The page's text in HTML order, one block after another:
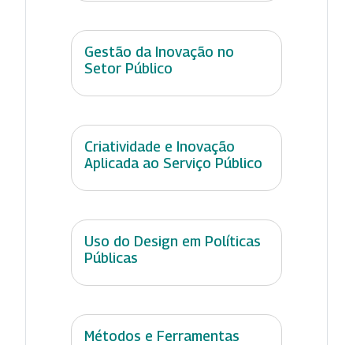
Gestão da Inovação no
Setor Público
Criatividade e Inovação
Aplicada ao Serviço Público
Uso do Design em Políticas
Públicas
Métodos e Ferramentas